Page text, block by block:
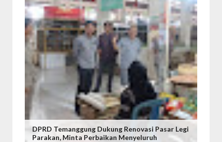
DPRD Temanggung Dukung Renovasi Pasar Legi
Parakan, Minta Perbaikan Menyeluruh